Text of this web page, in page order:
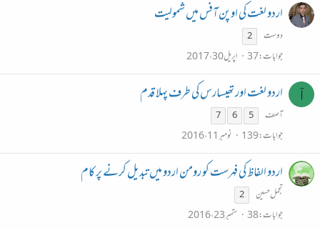
اردو لغت کی اوپن آفس میں شمولیت
دوست 2
جوابات 37 اپریل 30، 2017
آ اردو لغت اور تھیسارس کی طرف پہلا قدم
آصف 5
6
7
جوابات 139 نومبر 11، 2016
اردو الفاظ کی فہرست کو رومن اردو میں تبدیل کرنے پر کام
تجمل حسین 2
جوابات 38 ستمبر 23، 2016